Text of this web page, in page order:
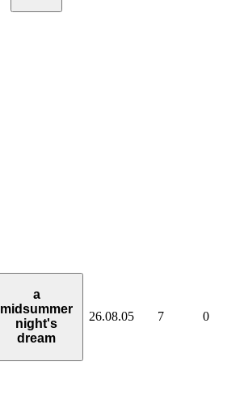
a
midsummer
night's
dream
26.08.05 7 0